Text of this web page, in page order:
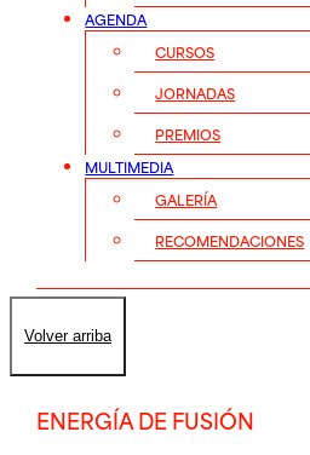
AGENDA
CURSOS
JORNADAS
PREMIOS
MULTIMEDIA
GALERÍA
RECOMENDACIONES
Volver arriba
ENERGÍA DE FUSIÓN